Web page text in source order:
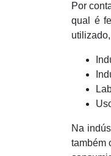
Por
qual é
Na
também